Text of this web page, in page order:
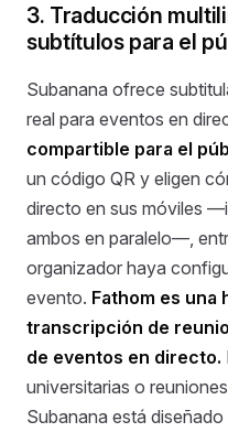
3. Traducción
subtítulos para el
Subanana ofrece
real para eventos en
compartible para el
un código QR y eligen
directo en sus móviles
ambos en paralelo—,
organizador haya
evento. Fathom es una
transcripción de
de eventos en directo.
universitarias o
Subanana está